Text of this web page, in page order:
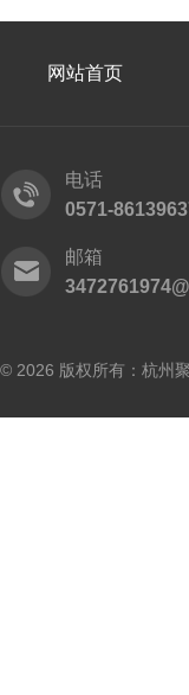
网站首页
电话
0571-
邮箱
© 2026 版权所有：杭州